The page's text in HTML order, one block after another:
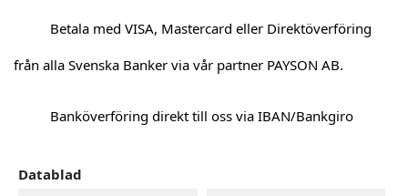
Betala med VISA, Mastercard eller Direktöverföring
från alla Svenska Banker via vår partner PAYSON AB.
Banköverföring direkt till oss via IBAN/Bankgiro
Datablad